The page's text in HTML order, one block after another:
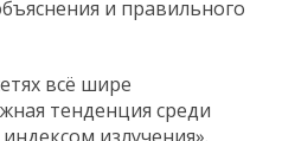
и правильного
всё шире
тенденция среди